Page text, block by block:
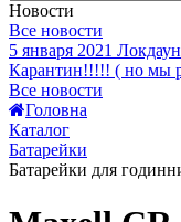
Новости
Все новости
5 января 2021
Карантин!!!!! ( но мы
Все новости
Головна
Каталог
Батарейки
Батарейки для